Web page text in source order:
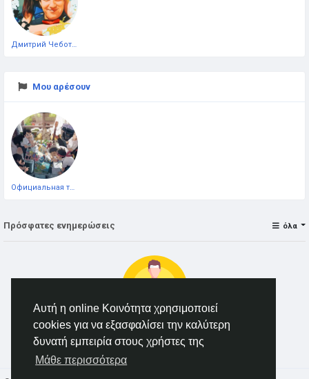
Αυτή η online Κοινότητα χρησιμοποιεί
cookies για να εξασφαλίσει την καλύτερη
δυνατή εμπειρία στους χρήστες της
Μάθε περισσότερα
Μου αρέσουν
Официальная тестовая страница
Πρόσφατες ενημερώσεις όλα
δεν υπάρχουν δεδομένα να δείξουμε